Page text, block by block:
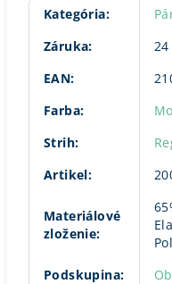
Kategória:
Záruka:
24
EAN:
Farba:
Strih:
Artikel:
Materiálové
zloženie:
Podskupina: